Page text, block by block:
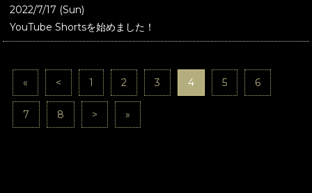
2022/7/17 (Sun)
YouTube Shortsを始めました！
« < 1 2 3 4 5 6
7 8 > »